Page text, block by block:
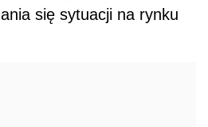
się sytuacji na rynku